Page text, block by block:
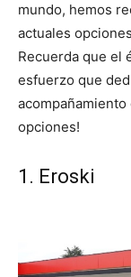
mundo, hemos
actuales
Recuerda que el
esfuerzo que
acompañamiento
opciones!
1. Eroski